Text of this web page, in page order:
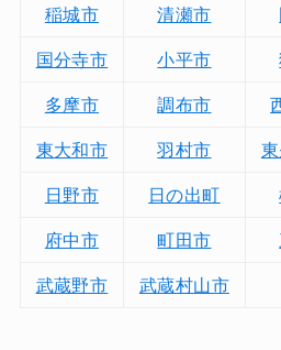
稲城市
清瀬市
国分寺市
小平市
多摩市
調布市
東大和市
羽村市
日野市
日の出町
府中市
町田市
武蔵野市
武蔵村山市